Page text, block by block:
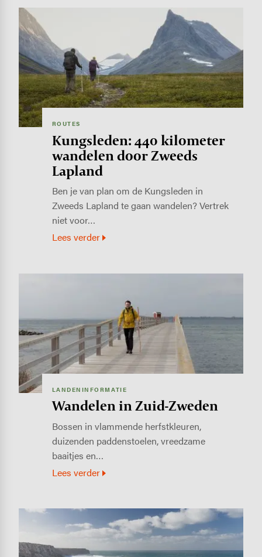
Image
ROUTES
Kungsleden: 440 kilometer
wandelen door Zweeds
Lapland
Ben je van plan om de Kungsleden in
Zweeds Lapland te gaan wandelen? Vertrek
niet voor…
Lees verder
LANDENINFORMATIE
Wandelen in Zuid-Zweden
Bossen in vlammende herfstkleuren,
duizenden paddenstoelen, vreedzame
baaitjes en…
Lees verder
Image